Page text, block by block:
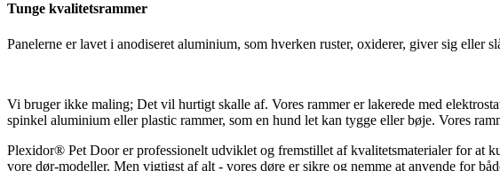
Tunge kvalitetsrammer
Panelerne er lavet i anodiseret aluminium, som hverken ruster, oxiderer, giver sig eller
Vi bruger ikke maling; Det vil hurtigt skalle af. Vores rammer er lakerede med
spinkel aluminium eller plastic rammer, som en hund let kan tygge eller bøje. Vores
Plexidor® Pet Door er professionelt udviklet og fremstillet af kvalitetsmaterialer for at
vore dør-modeller. Men vigtigst af alt - vores døre er sikre og nemme at anvende for